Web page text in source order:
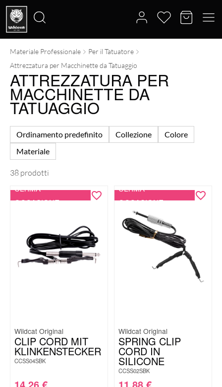
Cerca:
Materiale Professionale
Per il Tatuatore
Attrezzatura per Macchinette da Tatuaggio
ATTREZZATURA PER
MACCHINETTE DA
TATUAGGIO
Ordinamento predefinito Collezione
Colore
Materiale
38 prodotti
ULTIMA
OCCASIONE
Wildcat Original
CLIP CORD MIT
KLINKENSTECKER
CCSS04SBK
ULTIMA
OCCASIONE
Wildcat Original
SPRING CLIP
CORD IN
SILICONE
CCSS02SBK